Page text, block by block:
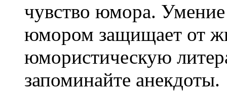
чувство юмора. Умение
юмором защищает от
юмористическую
запоминайте анекдоты.